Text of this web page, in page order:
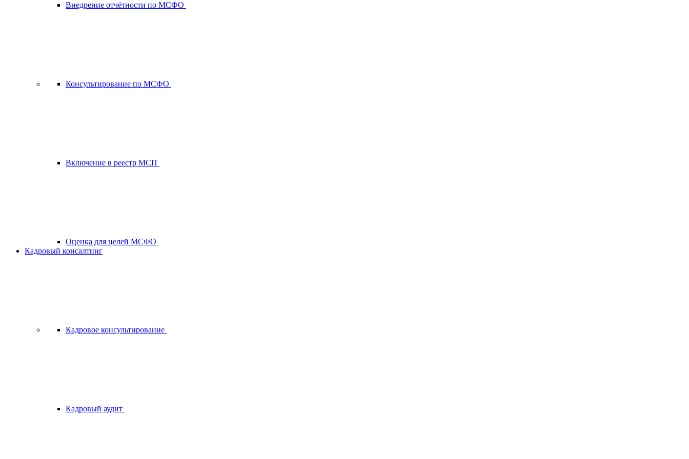
Внедрение отчётности по МСФО
Консультирование по МСФО
Включение в реестр МСП
Оценка для целей МСФО
Кадровый консалтинг
Кадровое консультирование
Кадровый аудит